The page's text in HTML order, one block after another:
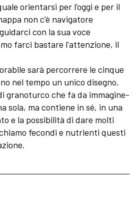
orientarsi per l'oggi e per il
non c'è navigatore
con la sua voce
farci bastare l'attenzione, il
sarà percorrere le cinque
nel tempo un unico disegno.
granoturco che fa da immagine-
sola, ma contiene in sé, in una
e la possibilità di dare molti
fecondi e nutrienti questi